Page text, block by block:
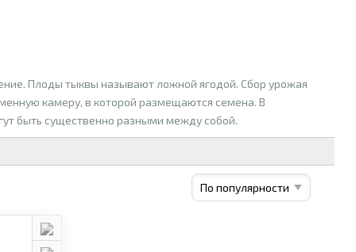
Плоды тыквы называют ложной ягодой. Сбор урожая
камеру, в которой размещаются семена. В
быть существенно разными между собой.